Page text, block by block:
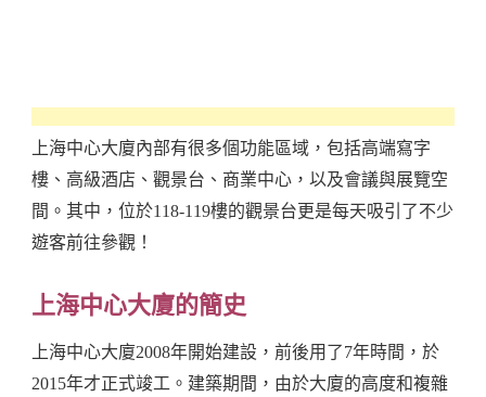
上海中心大廈內部有很多個功能區域，包括高端寫字
樓、高級酒店、觀景台、商業中心，以及會議與展覽空
間。其中，位於118-119樓的觀景台更是每天吸引了不少
遊客前往參觀！
上海中心大廈的簡史
上海中心大廈2008年開始建設，前後用了7年時間，於
2015年才正式竣工。建築期間，由於大廈的高度和複雜